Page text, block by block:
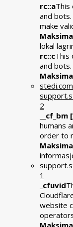
rc::aThis
and
make
lokal
rc::cThis
and bots.
2
__cf_bm
humans
order to
1
_cfuvid
website